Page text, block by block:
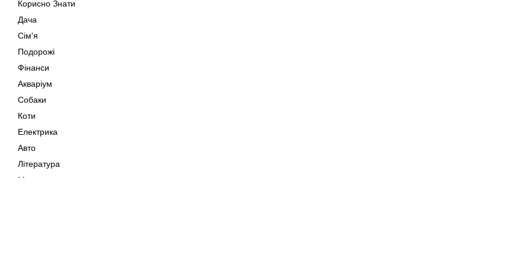
Корисно Знати
Дача
Сім'я
Подорожі
Фінанси
Акваріум
Собаки
Коти
Електрика
Авто
Література
Музика